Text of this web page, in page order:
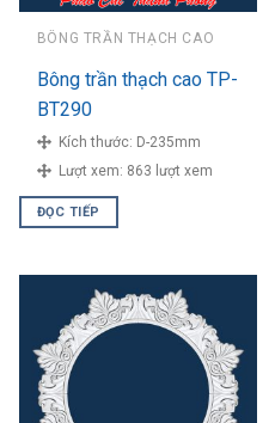
BÔNG TRẦN THẠCH CAO
Bông trần thạch cao TP-
BT290
Kích thước: D-235mm
Lượt xem: 863 lượt xem
ĐỌC TIẾP